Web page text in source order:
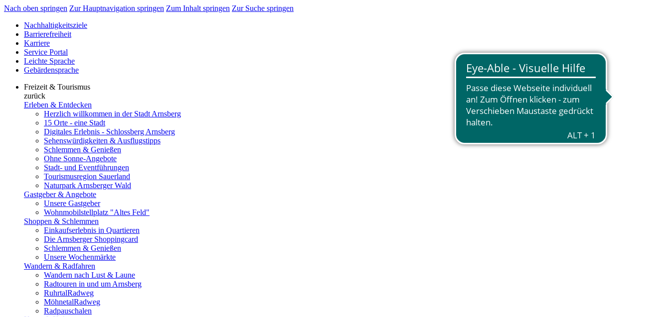
Nach oben springen Zur Hauptnavigation springen Zum Inhalt springen Zur Suche springen
Nachhaltigkeitsziele
Barrierefreiheit
Karriere
Service Portal
Leichte Sprache
Gebärdensprache
Freizeit & Tourismus
zurück
Erleben & Entdecken
Herzlich willkommen in der Stadt Arnsberg
15 Orte - eine Stadt
Digitales Erlebnis - Schlossberg Arnsberg
Sehenswürdigkeiten & Ausflugstipps
Schlemmen & Genießen
Ohne Sonne-Angebote
Stadt- und Eventführungen
Tourismusregion Sauerland
Naturpark Arnsberger Wald
Gastgeber & Angebote
Unsere Gastgeber
Wohnmobilstellplatz "Altes Feld"
Shoppen & Schlemmen
Einkaufserlebnis in Quartieren
Die Arnsberger Shoppingcard
Schlemmen & Genießen
Unsere Wochenmärkte
Wandern & Radfahren
Wandern nach Lust & Laune
Radtouren in und um Arnsberg
RuhrtalRadweg
MöhnetalRadweg
Radpauschalen